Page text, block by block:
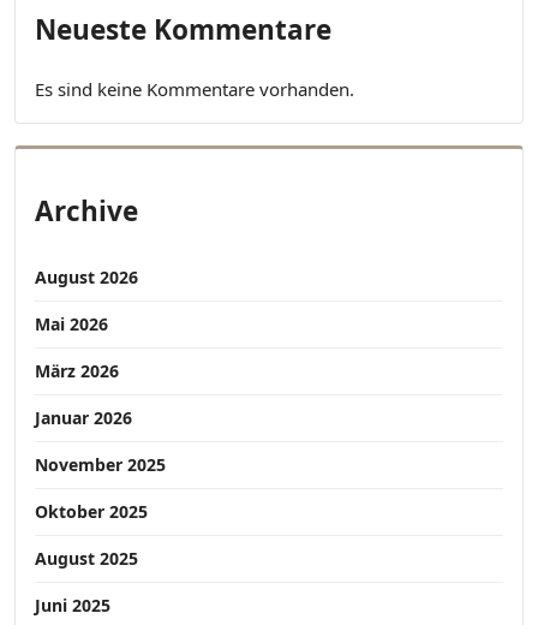
Neueste Kommentare
Es sind keine Kommentare vorhanden.
Archive
August 2026
Mai 2026
März 2026
Januar 2026
November 2025
Oktober 2025
August 2025
Juni 2025